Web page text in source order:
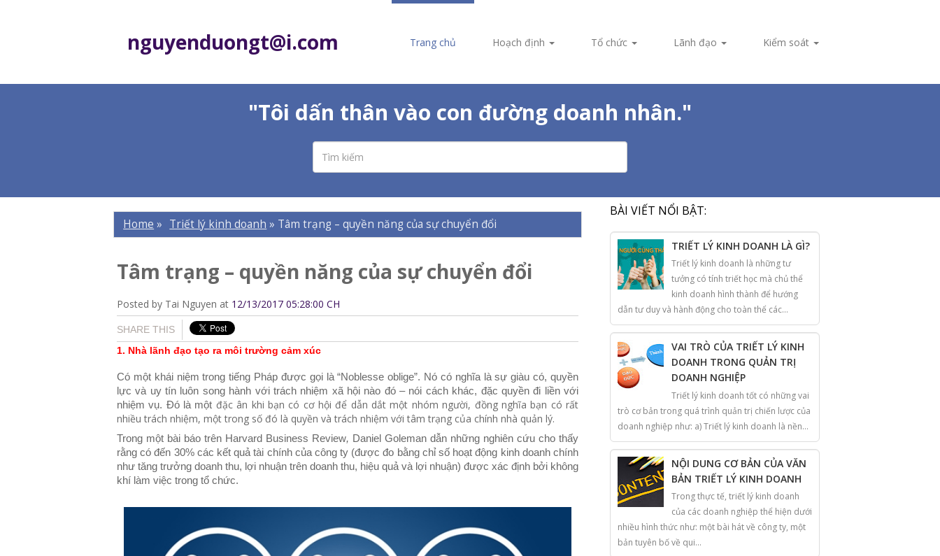
nguyenduongt@i.com Trang chủ Hoạch định Tổ chức Lãnh đạo Kiểm soát
"Tôi dấn thân vào con đường doanh nhân."
Home » Triết lý kinh doanh » Tâm trạng – quyền năng của sự chuyển đổi
Tâm trạng – quyền năng của sự chuyển đổi
Posted by Tai Nguyen at 12/13/2017 05:28:00 CH
SHARE THIS
1. Nhà lãnh đạo tạo ra môi trường cảm xúc
Có một khái niệm trong tiếng Pháp được gọi là “Noblesse oblige”. Nó có nghĩa là sự giàu có, quyền
lực và uy tín luôn song hành với trách nhiệm xã hội nào đó – nói cách khác, đặc quyền đi liền với
nhiệm vụ. Đó là một đặc ân khi bạn có cơ hội để dẫn dắt một nhóm người, đồng nghĩa bạn có rất
nhiều trách nhiệm, một trong số đó là quyền và trách nhiệm với tâm trạng của chính nhà quản lý.
Trong một bài báo trên Harvard Business Review, Daniel Goleman dẫn những nghiên cứu cho thấy
rằng có đến 30% các kết quả tài chính của công ty (được đo bằng chỉ số hoạt động kinh doanh chính
như tăng trưởng doanh thu, lợi nhuận trên doanh thu, hiệu quả và lợi nhuận) được xác định bởi không
khí làm việc trong tổ chức.
BÀI VIẾT NỔI BẬT:
TRIẾT LÝ KINH DOANH LÀ GÌ?
Triết lý kinh doanh là những tư
tưởng có tính triết học mà chủ thể
kinh doanh hình thành để hướng
dẫn tư duy và hành động cho toàn thể các...
VAI TRÒ CỦA TRIẾT LÝ KINH
DOANH TRONG QUẢN TRỊ
DOANH NGHIỆP
Triết lý kinh doanh tốt có những vai
trò cơ bản trong quá trình quản trị chiến lược của
doanh nghiệp như: a) Triết lý kinh doanh là nền...
NỘI DUNG CƠ BẢN CỦA VĂN
BẢN TRIẾT LÝ KINH DOANH
Trong thực tế, triết lý kinh doanh
của các doanh nghiệp thể hiện dưới
nhiều hình thức như: một bài hát về công ty, một
bản tuyên bố về qui...